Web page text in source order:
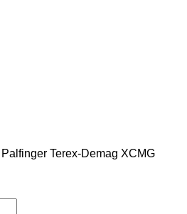
Palfinger Terex-Demag XCMG